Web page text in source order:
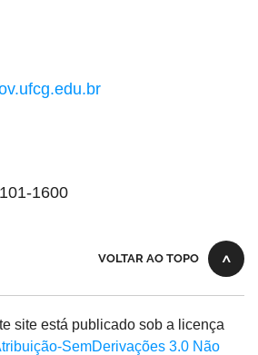
1600
VOLTAR AO TOPO
site está publicado sob a licença
SemDerivações 3.0 Não